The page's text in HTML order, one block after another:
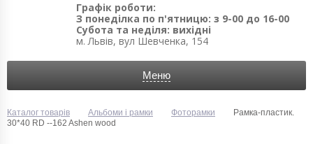
Графік роботи:
З понеділка по п'ятницю: з 9-00 до 16-00
Субота та неділя: вихідні
м. Львів, вул Шевченка, 154
Меню
Каталог товарів Альбоми і рамки Фоторамки
Рамка-пластик.
30*40 RD --162 Ashen wood